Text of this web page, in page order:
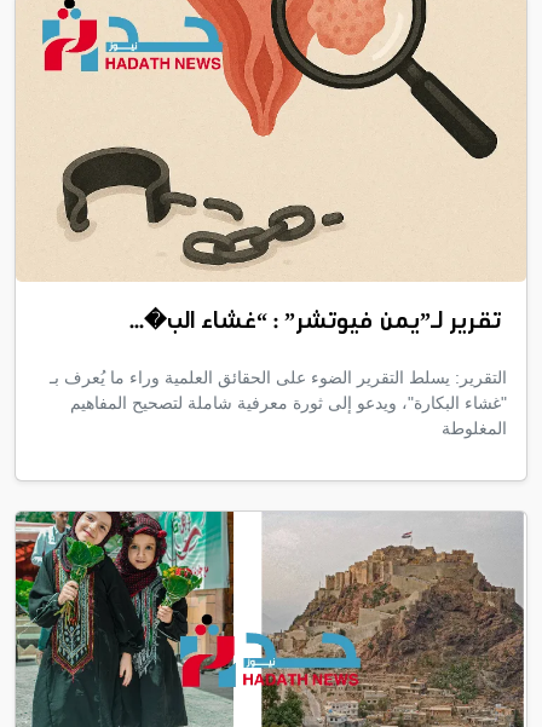
تقرير لـ”يمن فيوتشر” : “غشاء الب�...
التقرير: يسلط التقرير الضوء على الحقائق العلمية وراء ما يُعرف بـ
"غشاء البكارة"، ويدعو إلى ثورة معرفية شاملة لتصحيح المفاهيم
المغلوطة